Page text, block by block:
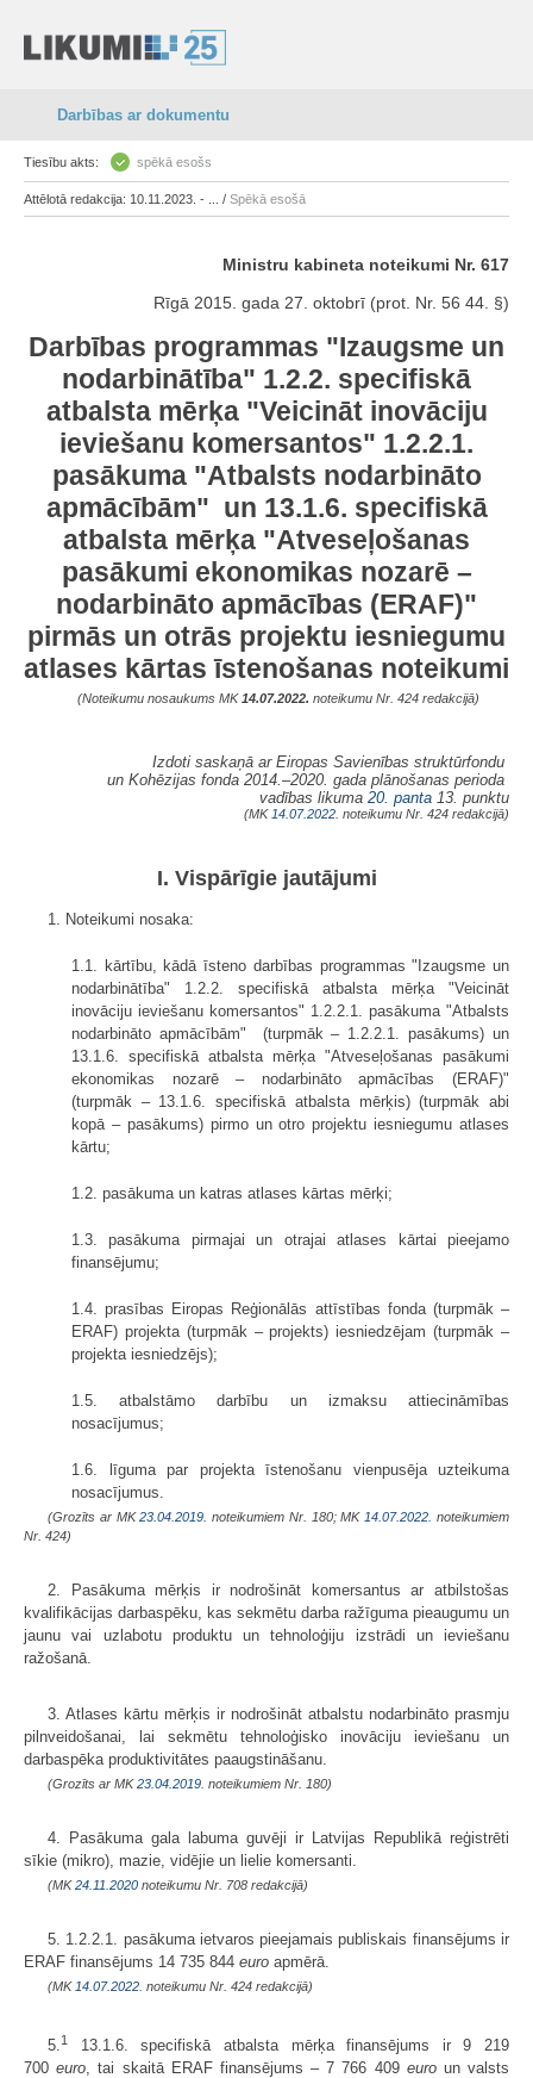
Darbības ar dokumentu
Tiesību akts: spēkā esošs
Attēlotā redakcija: 10.11.2023. - ... / Spēkā esošā
Ministru kabineta noteikumi Nr. 617
Rīgā 2015. gada 27. oktobrī (prot. Nr. 56 44. §)
Darbības programmas "Izaugsme un
nodarbinātība" 1.2.2. specifiskā
atbalsta mērķa "Veicināt inovāciju
ieviešanu komersantos" 1.2.2.1.
pasākuma "Atbalsts nodarbināto
apmācībām" un 13.1.6. specifiskā
atbalsta mērķa "Atveseļošanas
pasākumi ekonomikas nozarē –
nodarbināto apmācības (ERAF)"
pirmās un otrās projektu iesniegumu
atlases kārtas īstenošanas noteikumi
(Noteikumu nosaukums MK14.07.2022. noteikumu Nr. 424 redakcijā)
Izdoti saskaņā ar Eiropas Savienības struktūrfondu
un Kohēzijas fonda 2014.–2020. gada plānošanas perioda
vadības likuma 20. panta 13. punktu
(MK 14.07.2022. noteikumu Nr. 424 redakcijā)
I. Vispārīgie jautājumi
1. Noteikumi nosaka:
1.1. kārtību, kādā īsteno darbības programmas "Izaugsme un
nodarbinātība" 1.2.2. specifiskā atbalsta mērķa "Veicināt
inovāciju ieviešanu komersantos" 1.2.2.1. pasākuma "Atbalsts
nodarbināto apmācībām" (turpmāk – 1.2.2.1. pasākums) un
13.1.6. specifiskā atbalsta mērķa "Atveseļošanas pasākumi
ekonomikas nozarē – nodarbināto apmācības (ERAF)"
(turpmāk – 13.1.6. specifiskā atbalsta mērķis) (turpmāk abi
kopā – pasākums) pirmo un otro projektu iesniegumu atlases
kārtu;
1.2. pasākuma un katras atlases kārtas mērķi;
1.3. pasākuma pirmajai un otrajai atlases kārtai pieejamo
finansējumu;
1.4. prasības Eiropas Reģionālās attīstības fonda (turpmāk –
ERAF) projekta (turpmāk – projekts) iesniedzējam (turpmāk –
projekta iesniedzējs);
1.5. atbalstāmo darbību un izmaksu attiecināmības
nosacījumus;
1.6. līguma par projekta īstenošanu vienpusēja uzteikuma
nosacījumus.
(Grozīts ar MK23.04.2019. noteikumiem Nr. 180; MK 14.07.2022. noteikumiem
Nr. 424)
2. Pasākuma mērķis ir nodrošināt komersantus ar atbilstošas
kvalifikācijas darbaspēku, kas sekmētu darba ražīguma pieaugumu un
jaunu vai uzlabotu produktu un tehnoloģiju izstrādi un ieviešanu
ražošanā.
3. Atlases kārtu mērķis ir nodrošināt atbalstu nodarbināto prasmju
pilnveidošanai, lai sekmētu tehnoloģisko inovāciju ieviešanu un
darbaspēka produktivitātes paaugstināšanu.
(Grozīts ar MK23.04.2019. noteikumiem Nr. 180)
4. Pasākuma gala labuma guvēji ir Latvijas Republikā reģistrēti
sīkie (mikro), mazie, vidējie un lielie komersanti.
(MK24.11.2020 noteikumu Nr. 708 redakcijā)
5. 1.2.2.1. pasākuma ietvaros pieejamais publiskais finansējums ir
ERAF finansējums 14 735 844 euro apmērā.
(MK 14.07.2022. noteikumu Nr. 424 redakcijā)
5. 1
13.1.6. specifiskā atbalsta mērķa finansējums ir 9 219
700euro , tai skaitā ERAF finansējums – 7 766 409 euroun valsts